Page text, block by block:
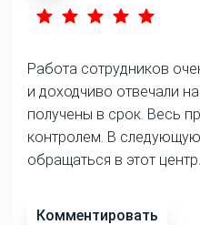
Работа сотрудников
и доходчиво отвечали
получены в срок. Весь
контролем. В
обращаться в этот
Комментировать